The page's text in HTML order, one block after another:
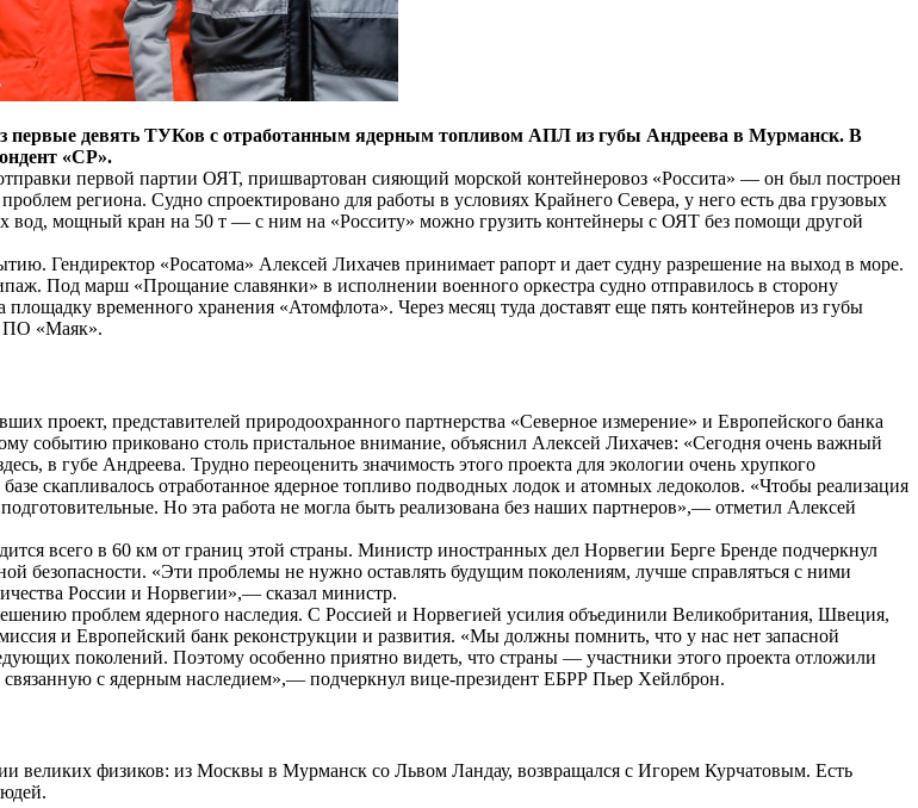
первые девять ТУКов с отработанным ядерным топливом АПЛ из губы Андреева в Мурманск. В
«СР».
первой партии ОЯТ, пришвартован сияющий морской контейнеровоз «Россита» — он был построен
региона. Судно спроектировано для работы в условиях Крайнего Севера, у него есть два грузовых
вод, мощный кран на 50 т — с ним на «Росситу» можно грузить контейнеры с ОЯТ без помощи другой
Гендиректор «Росатома» Алексей Лихачев принимает рапорт и дает судну разрешение на выход в море.
Под марш «Прощание славянки» в исполнении военного оркестра судно отправилось в сторону
временного хранения «Атомфлота». Через месяц туда доставят еще пять контейнеров из губы
ПО «Маяк».
проект, представителей природоохранного партнерства «Северное измерение» и Европейского банка
событию приковано столь пристальное внимание, объяснил Алексей Лихачев: «Сегодня очень важный
в губе Андреева. Трудно переоценить значимость этого проекта для экологии очень хрупкого
скапливалось отработанное ядерное топливо подводных лодок и атомных ледоколов. «Чтобы реализация
Но эта работа не могла быть реализована без наших партнеров»,— отметил Алексей
всего в 60 км от границ этой страны. Министр иностранных дел Норвегии Берге Бренде подчеркнул
безопасности. «Эти проблемы не нужно оставлять будущим поколениям, лучше справляться с ними
России и Норвегии»,— сказал министр.
проблем ядерного наследия. С Россией и Норвегией усилия объединили Великобритания, Швеция,
и Европейский банк реконструкции и развития. «Мы должны помнить, что у нас нет запасной
поколений. Поэтому особенно приятно видеть, что страны — участники этого проекта отложили
с ядерным наследием»,— подчеркнул вице-президент ЕБРР Пьер Хейлброн.
великих физиков: из Москвы в Мурманск со Львом Ландау, возвращался с Игорем Курчатовым. Есть